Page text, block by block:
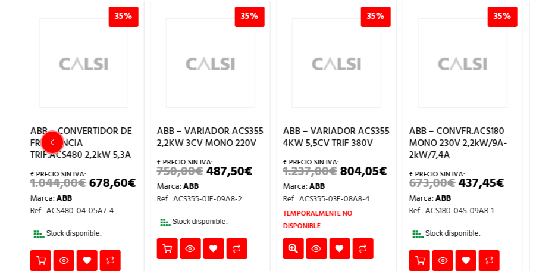
PRECIO
ACTUAL
35%
ABB – VARIADOR ACS355
2,2KW 3CV MONO 220V
750,00€EL
PRECIO
ORIGINAL
750,00€.
487,50 PRECIO
ACTUAL
Marca:ABB
Ref.: ACS355-01E-09A8-2
35%
ABB – VARIADOR ACS355
4KW 5,5CV TRIF 380V
1.237,00€EL
PRECIO
ERA:
804,05 PRECIO
ACTUAL
804,05€.
Marca:ABB
Ref.: ACS355-03E-08A8-4
DISPONIBLE
35%
ABB – CONVFR.ACS180
MONO 230V 2,2kW/9A-
673,00€ PRECIO
ORIGINAL
ERA:
673,00€.
437,45 PRECIO
ACTUAL
Marca:ABB
Ref.: ACS180-04S-09A8-1
35%
ABB – CONVERTIDOR DE
FRECUENCIA
TRIF.ACS480 3kW 6,8A
1.142,00€EL
PRECIO
ERA:
742,30€
Marca:ABB
Ref.: ACS480-04-07A3-4
DISPONIBLE